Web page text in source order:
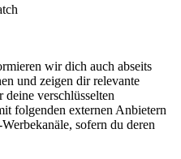
wir dich auch abseits
und zeigen dir relevante
verschlüsselten
folgenden externen Anbietern
sofern du deren